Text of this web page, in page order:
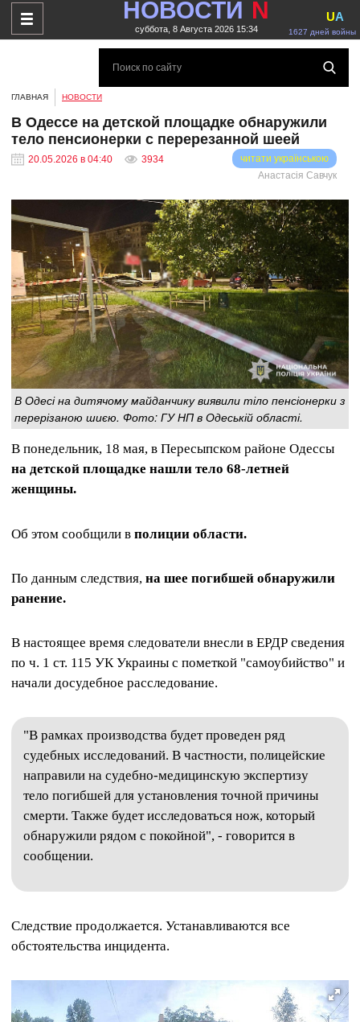
НОВОСТИ N
суббота, 8 Августа 2026 15:34 1627 дней войны
UA
ГЛАВНАЯ НОВОСТИ
В Одессе на детской площадке обнаружили
тело пенсионерки с перерезанной шеей
20.05.2026 в 04:40 3934
читати українською
Анастасія Савчук
В Одесі на дитячому майданчику виявили тіло пенсіонерки з
перерізаною шиєю. Фото: ГУ НП в Одеській області.
В понедельник, 18 мая, в Пересыпском районе Одессы
на детской площадке нашли тело 68-летней
женщины.
Об этом сообщили в полиции области.
По данным следствия, на шее погибшей обнаружили
ранение.
В настоящее время следователи внесли в ЕРДР сведения
по ч. 1 ст. 115 УК Украины с пометкой "самоубийство" и
начали досудебное расследование.
"В рамках производства будет проведен ряд
судебных исследований. В частности, полицейские
направили на судебно-медицинскую экспертизу
тело погибшей для установления точной причины
смерти. Также будет исследоваться нож, который
обнаружили рядом с покойной", - говорится в
сообщении.
Следствие продолжается. Устанавливаются все
обстоятельства инцидента.